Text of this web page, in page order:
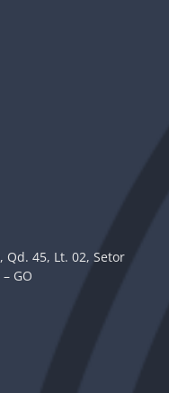
Qd. 45, Lt. 02, Setor
GO